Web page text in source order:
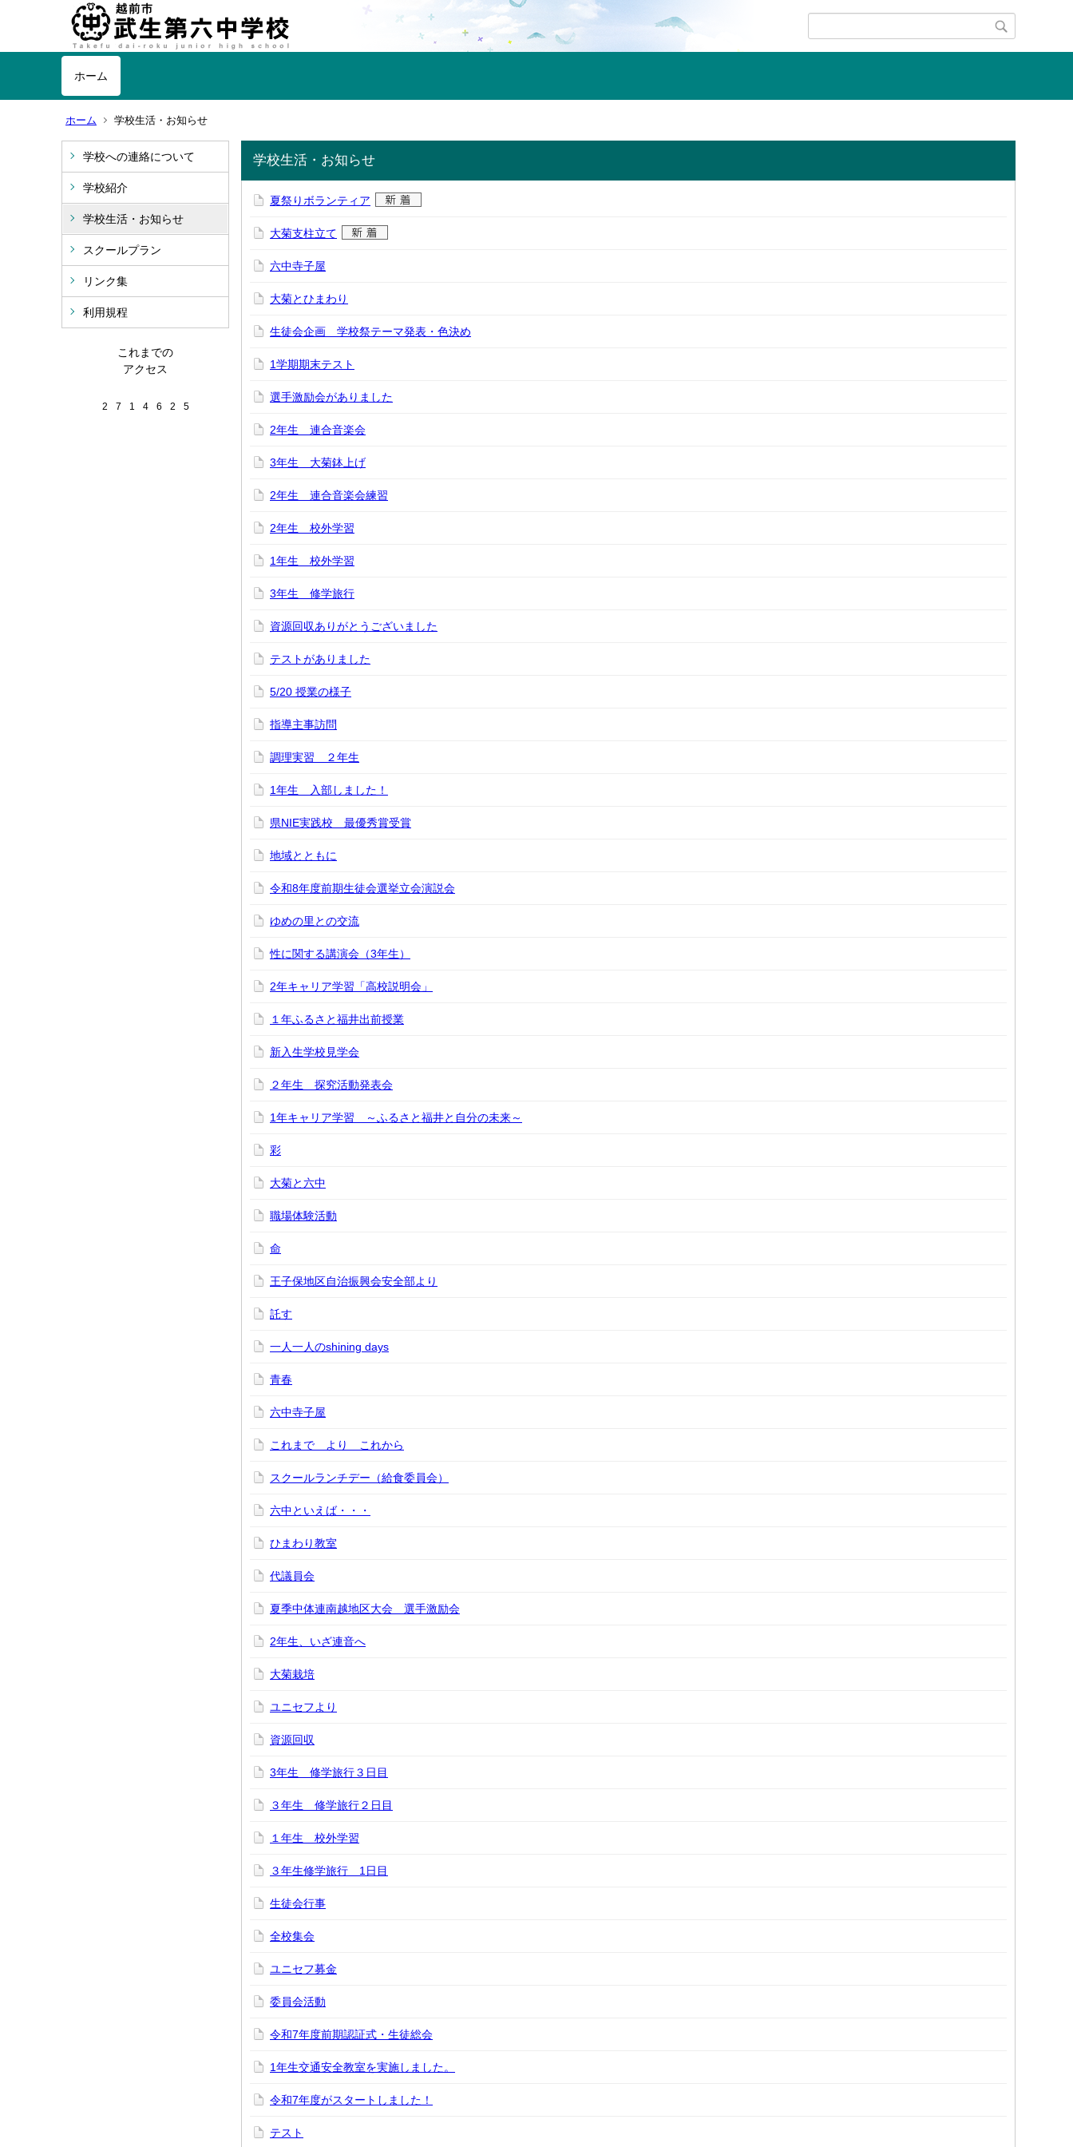
ホーム
ホーム 学校生活・お知らせ
学校への連絡について
学校紹介
学校生活・お知らせ
スクールプラン
リンク集
利用規程
これまでの
アクセス
2 7 1 4 6 2 5
学校生活・お知らせ
夏祭りボランティア
大菊支柱立て
六中寺子屋
大菊とひまわり
生徒会企画 学校祭テーマ発表・色決め
1学期期末テスト
選手激励会がありました
2年生 連合音楽会
3年生 大菊鉢上げ
2年生 連合音楽会練習
2年生 校外学習
1年生 校外学習
3年生 修学旅行
資源回収ありがとうございました
テストがありました
5/20 授業の様子
指導主事訪問
調理実習 ２年生
1年生 入部しました！
県NIE実践校 最優秀賞受賞
地域とともに
令和8年度前期生徒会選挙立会演説会
ゆめの里との交流
性に関する講演会（3年生）
2年キャリア学習「高校説明会」
１年ふるさと福井出前授業
新入生学校見学会
２年生 探究活動発表会
1年キャリア学習 ～ふるさと福井と自分の未来～
彩
大菊と六中
職場体験活動
命
王子保地区自治振興会安全部より
託す
一人一人のshining days
青春
六中寺子屋
これまで より これから
スクールランチデー（給食委員会）
六中といえば・・・
ひまわり教室
代議員会
夏季中体連南越地区大会 選手激励会
2年生、いざ連音へ
大菊栽培
ユニセフより
資源回収
3年生 修学旅行３日目
３年生 修学旅行２日目
１年生 校外学習
３年生修学旅行 1日目
生徒会行事
全校集会
ユニセフ募金
委員会活動
令和7年度前期認証式・生徒総会
1年生交通安全教室を実施しました。
令和7年度がスタートしました！
テスト